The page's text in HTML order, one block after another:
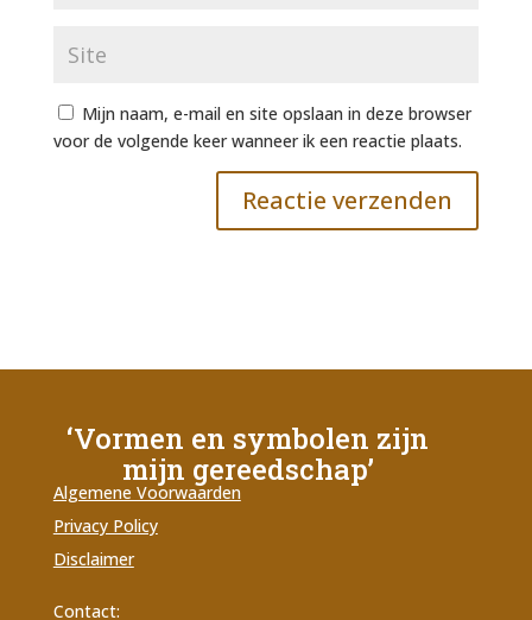
Mijn naam, e-mail en site opslaan in deze browser
voor de volgende keer wanneer ik een reactie plaats.
‘Vormen en symbolen zijn
mijn gereedschap’
Algemene Voorwaarden
Privacy Policy
Disclaimer
Contact: